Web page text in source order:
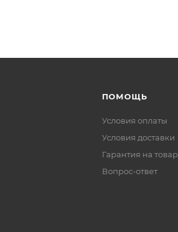
ПОМОЩЬ
Условия оплаты
Условия доставки
Гарантия на товар
Вопрос-ответ